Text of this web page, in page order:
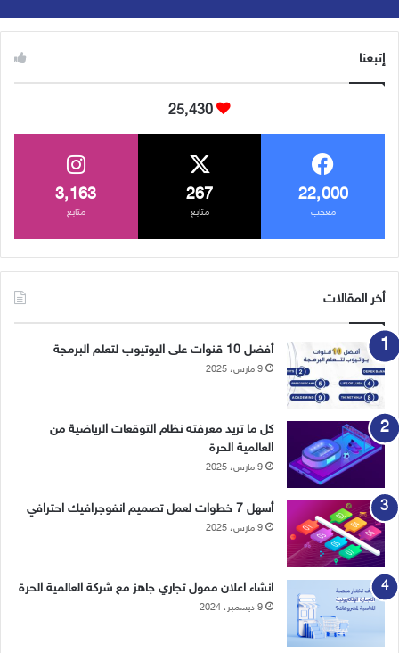
إتبعنا
25٬430
22٬000
معجب
267
متابع
3٬163
متابع
أخر المقالات
أفضل 10 قنوات على اليوتيوب لتعلم البرمجة
9 مارس، 2025
كل ما تريد معرفته نظام التوقعات الرياضية من
العالمية الحرة
9 مارس، 2025
أسهل 7 خطوات لعمل تصميم انفوجرافيك احترافي
9 مارس، 2025
انشاء اعلان ممول تجاري جاهز مع شركة العالمية الحرة
9 ديسمبر، 2024